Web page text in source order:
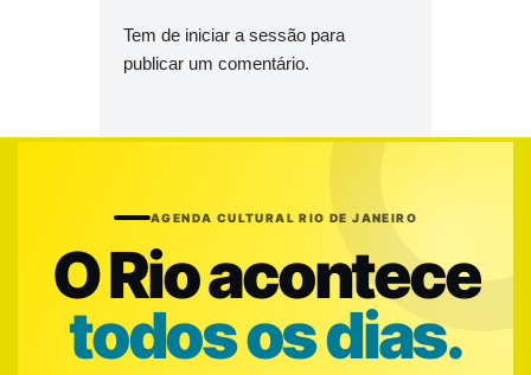
Tem de iniciar a sessão para
publicar um comentário.
AGENDA CULTURAL RIO DE JANEIRO
O Rio acontece
todos os dias.